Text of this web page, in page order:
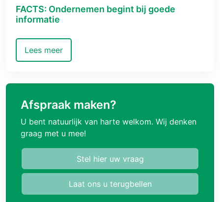
FACTS: Ondernemen begint bij goede
informatie
Lees meer
Afspraak maken?
U bent natuurlijk van harte welkom. Wij denken
graag met u mee!
Stel hier uw vraag
Laat ons u terugbellen